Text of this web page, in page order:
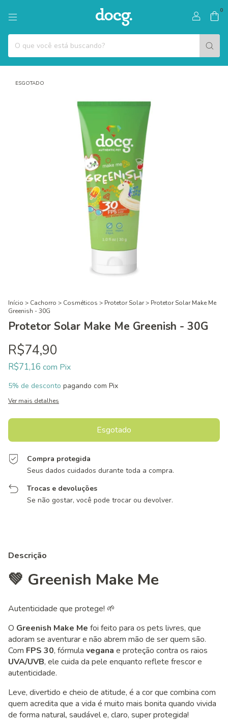
0
ESGOTADO
Início > Cachorro > Cosméticos > Protetor Solar> Protetor Solar Make Me
Greenish - 30G
Protetor Solar Make Me Greenish - 30G
R$74,90
R$71,16 com Pix
5% de desconto pagando com Pix
Ver mais detalhes
Compra protegida
Seus dados cuidados durante toda a compra.
Trocas e devoluções
Se não gostar, você pode trocar ou devolver.
Descrição
💚 Greenish Make Me
Autenticidade que protege! 🌱
O Greenish Make Me foi feito para os pets livres, que
adoram se aventurar e não abrem mão de ser quem são.
Com FPS 30, fórmula vegana e proteção contra os raios
UVA/UVB, ele cuida da pele enquanto reflete frescor e
autenticidade.
Leve, divertido e cheio de atitude, é a cor que combina com
quem acredita que a vida é muito mais bonita quando vivida
de forma natural, saudável e, claro, super protegida!